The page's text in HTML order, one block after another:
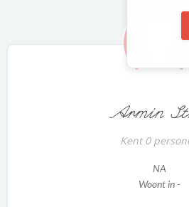
Armin
Kent 0
NA
Woont in -